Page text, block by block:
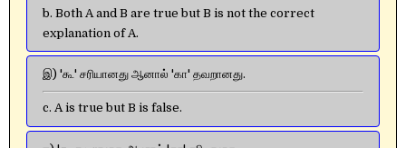
b. Both A and B are true but B is not the correct
explanation of A.
இ) 'கூ' சரியானது ஆனால் 'கா' தவறானது.
c. A is true but B is false.